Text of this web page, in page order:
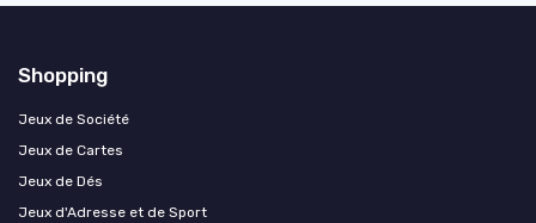
Shopping
Jeux de Société
Jeux de Cartes
Jeux de Dés
Jeux d'Adresse et de Sport